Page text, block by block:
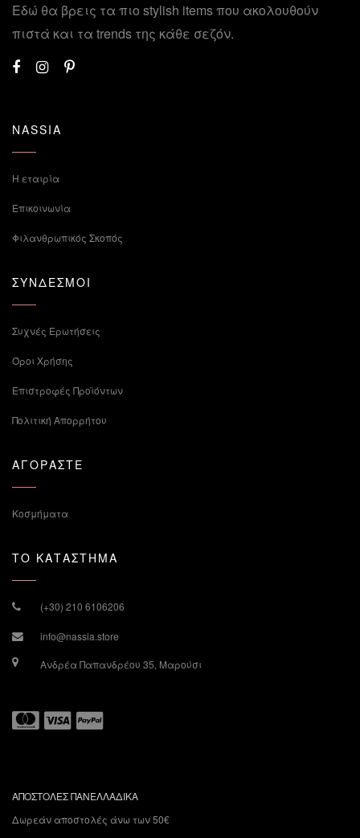
Εδώ θα βρεις τα πιο stylish items που ακολουθούν
πιστά και τα trends της κάθε σεζόν.
NASSIA
Η εταιρία
Επικοινωνία
Φιλανθρωπικός Σκοπός
ΣΥΝΔΕΣΜΟΙ
Συχνές Ερωτήσεις
Όροι Χρήσης
Επιστροφές Προϊόντων
Πολιτική Απορρήτου
ΑΓΟΡΑΣΤΕ
Κοσμήματα
ΤΟ ΚΑΤΑΣΤΗΜΑ
(+30) 210 6106206
info@nassia.store
Ανδρέα Παπανδρέου 35, Μαρούσι
ΑΠΟΣΤΟΛΕΣ ΠΑΝΕΛΛΑΔΙΚΑ
Δωρεάν αποστολές άνω των 50€